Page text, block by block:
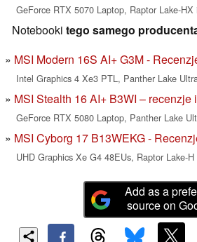
GeForce RTX 5070 Laptop, Raptor Lake-
Notebooki tego samego
MSI Modern 16S AI+ G3M -
Intel Graphics 4 Xe3 PTL, Panther Lake
MSI Stealth 16 AI+ B3WI – recenzje
GeForce RTX 5080 Laptop, Panther Lake
MSI Cyborg 17 B13WEKG -
UHD Graphics Xe G4 48EUs, Raptor Lake-
Add as a
source on